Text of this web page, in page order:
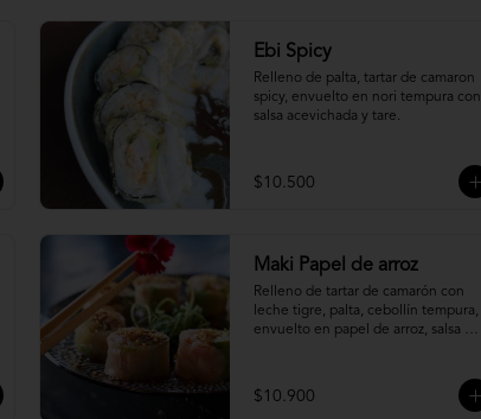
Ebi Spicy
Relleno de palta, tartar de camaron
spicy, envuelto en nori tempura con
salsa acevichada y tare.
$10.500
Maki Papel de arroz
Relleno de tartar de camarón con
leche tigre, palta, cebollín tempura,
envuelto en papel de arroz, salsa
$10.900